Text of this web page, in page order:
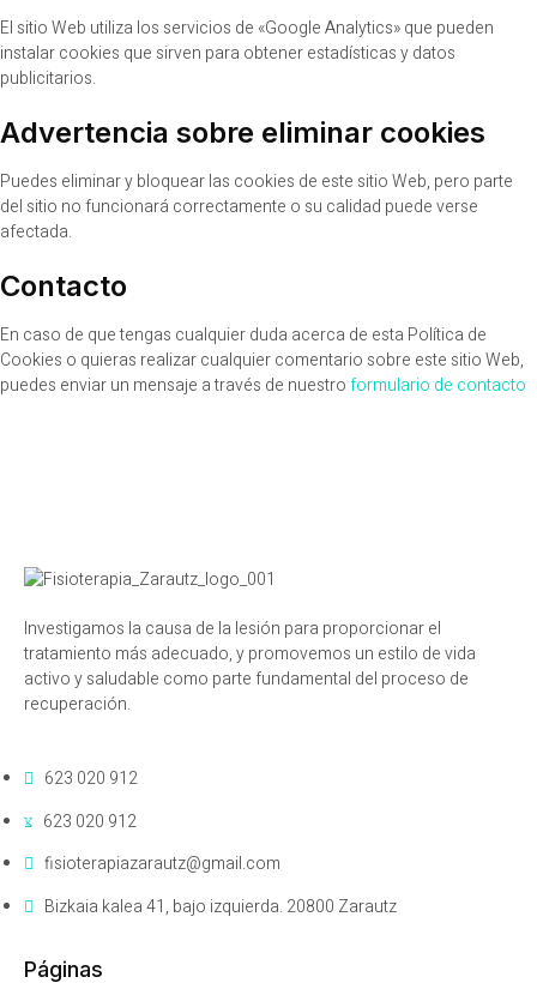
El sitio Web utiliza los servicios de «Google Analytics» que pueden
instalar cookies que sirven para obtener estadísticas y datos
publicitarios.
Advertencia sobre eliminar cookies
Puedes eliminar y bloquear las cookies de este sitio Web, pero parte
del sitio no funcionará correctamente o su calidad puede verse
afectada.
Contacto
En caso de que tengas cualquier duda acerca de esta Política de
Cookies o quieras realizar cualquier comentario sobre este sitio Web,
puedes enviar un mensaje a través de nuestroformulario de contacto
Investigamos la causa de la lesión para proporcionar el
tratamiento más adecuado, y promovemos un estilo de vida
activo y saludable como parte fundamental del proceso de
recuperación.
623 020 912
623 020 912
fisioterapiazarautz@gmail.com
Bizkaia kalea 41, bajo izquierda. 20800 Zarautz
Páginas